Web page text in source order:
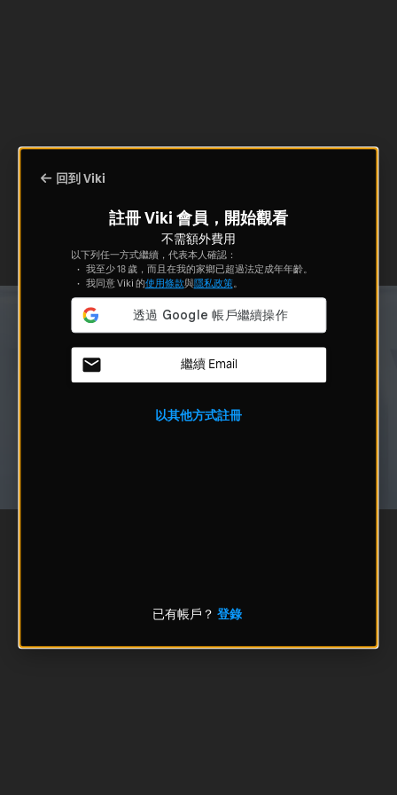
回到 Viki
註冊 Viki 會員，開始觀看
不需額外費用
以下列任一方式繼續，代表本人確認：
我至少 18 歲，而且在我的家鄉已超過法定成年年齡。
我同意 Viki 的使用條款與隱私政策。
繼續 Email
以其他方式註冊
已有帳戶？ 登錄